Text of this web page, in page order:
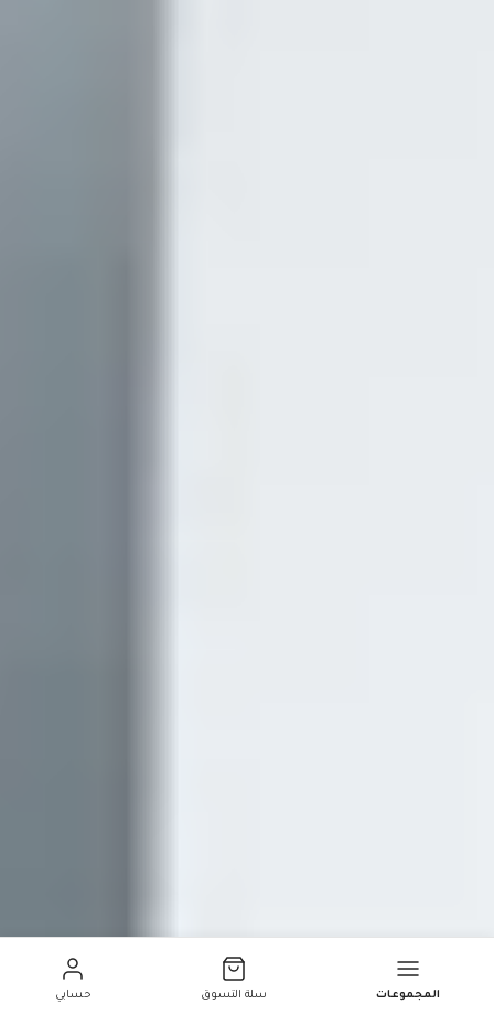
المجموعات سلة التسوق حسابي